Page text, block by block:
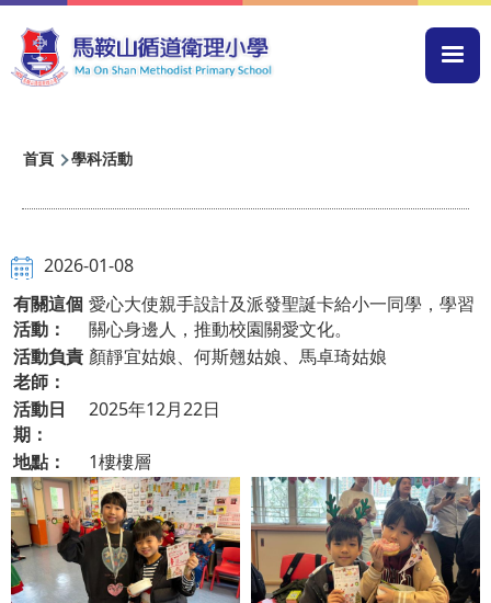
移至主內容
導
連
結
首頁 學科活動
2026-01-08
有關這個
活動：
愛心大使親手設計及派發聖誕卡給小一同學，學習
關心身邊人，推動校園關愛文化。
活動負責
老師：
顏靜宜姑娘、何斯翹姑娘、馬卓琦姑娘
活動日
期：
2025年12月22日
地點： 1樓樓層